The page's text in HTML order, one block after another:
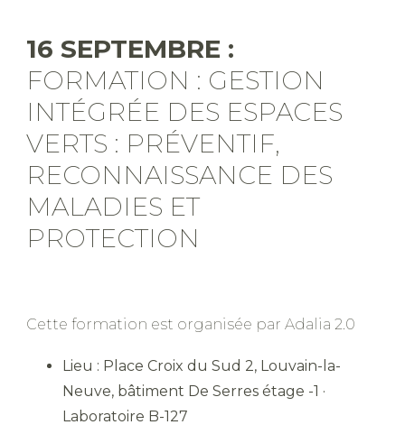
16 SEPTEMBRE :
FORMATION : GESTION
INTÉGRÉE DES ESPACES
VERTS : PRÉVENTIF,
RECONNAISSANCE DES
MALADIES ET
PROTECTION
Cette formation est organisée par Adalia 2.0
Lieu : Place Croix du Sud 2, Louvain-la-
Neuve, bâtiment De Serres étage -1 ·
Laboratoire B-127